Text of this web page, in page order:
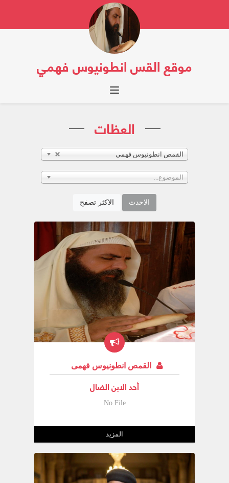
موقع القس انطونيوس فهمي
Toggle navigation
العظات
القمص انطونيوس فهمى
الموضوع...
الاحدث الاكثر تصفح
القمص انطونيوس فهمى
أحد الابن الضال
No File
المزيد